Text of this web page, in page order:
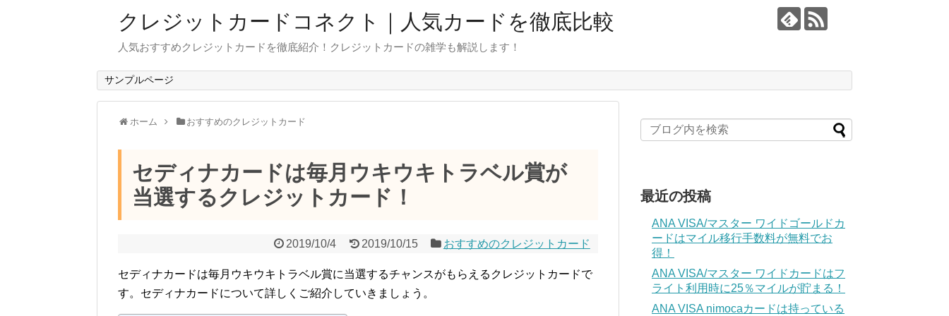
クレジットカードコネクト｜人気カードを徹底比較
人気おすすめクレジットカードを徹底紹介！クレジットカードの雑学も解説します！
サンプルページ
ホーム おすすめのクレジットカード
セディナカードは毎月ウキウキトラベル賞が
当選するクレジットカード！
2019/10/4 2019/10/15 おすすめのクレジットカード
セディナカードは毎月ウキウキトラベル賞に当選するチャンスがもらえるクレジットカードで
す。セディナカードについて詳しくご紹介していきましょう。
最近の投稿
ANA VISA/マスター ワイドゴールドカ
ードはマイル移行手数料が無料でお
得！
ANA VISA/マスター ワイドカードはフ
ライト利用時に25％マイルが貯まる！
ANA VISA nimocaカードは持っている